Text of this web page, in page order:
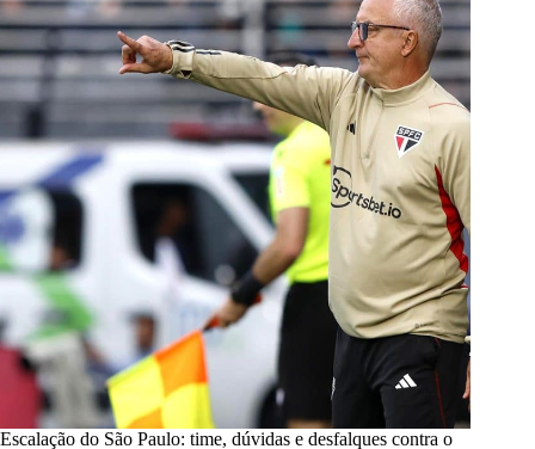
Escalação do São Paulo: time, dúvidas e desfalques contra o